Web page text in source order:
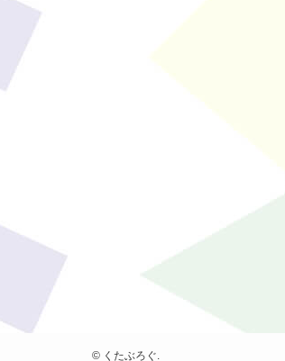
©くたぶろぐ.